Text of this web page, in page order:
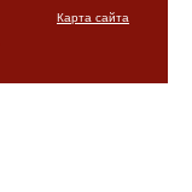
Карта сайта